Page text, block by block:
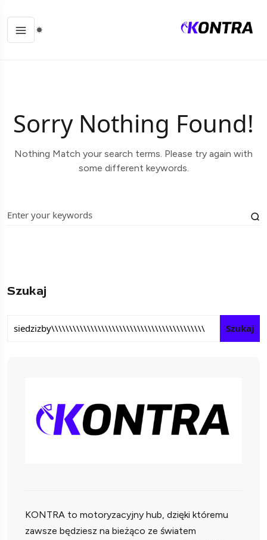
Sorry Nothing Found!
Nothing Match your search terms. Please try again with
some different keywords.
Szukaj
Szukaj
KONTRA to motoryzacyjny hub, dzięki któremu
zawsze będziesz na bieżąco ze światem